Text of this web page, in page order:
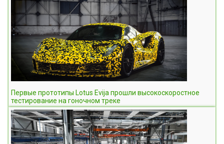
Первые прототипы Lotus Evija прошли высокоскоростное
тестирование на гоночном треке